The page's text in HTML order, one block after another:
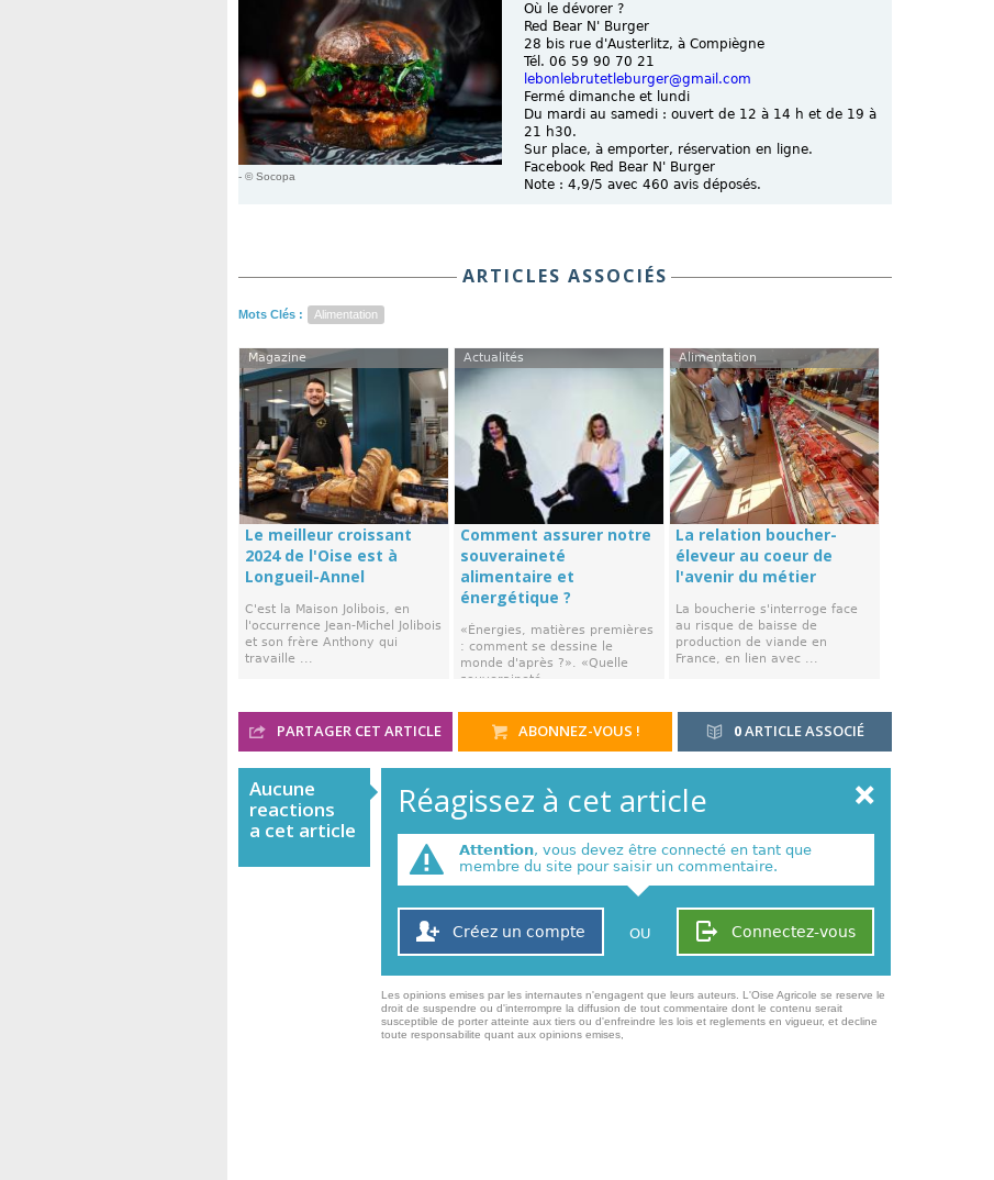
- © Socopa
Où le dévorer ?
Red Bear N' Burger
28 bis rue d'Austerlitz, à Compiègne
Tél. 06 59 90 70 21
lebonlebrutetleburger@gmail.com
Fermé dimanche et lundi
Du mardi au samedi : ouvert de 12 à 14 h et de 19 à
21 h30.
Sur place, à emporter, réservation en ligne.
Facebook Red Bear N' Burger
Note : 4,9/5 avec 460 avis déposés.
ARTICLES ASSOCIÉS
Mots Clés : Alimentation
Magazine
Le meilleur croissant
2024 de l'Oise est à
Longueil-Annel
C'est la Maison Jolibois, en
l'occurrence Jean-Michel Jolibois
et son frère Anthony qui
travaille ...
Actualités
Comment assurer notre
souveraineté
alimentaire et
énergétique ?
«Énergies, matières premières
: comment se dessine le
monde d'après ?». «Quelle
souveraineté ...
Alimentation
La relation boucher-
éleveur au coeur de
l'avenir du métier
La boucherie s'interroge face
au risque de baisse de
production de viande en
France, en lien avec ...
0ARTICLE ASSOCIÉ
PARTAGER CET ARTICLE ABONNEZ-VOUS !
Aucune
reactions
a cet article
Réagissez à cet article
Attention, vous devez être connecté en tant que
membre du site pour saisir un commentaire.
Connectez-vous
Créez un compte OU
Les opinions emises par les internautes n'engagent que leurs auteurs. L'Oise Agricole se reserve le
droit de suspendre ou d'interrompre la diffusion de tout commentaire dont le contenu serait
susceptible de porter atteinte aux tiers ou d'enfreindre les lois et reglements en vigueur, et decline
toute responsabilite quant aux opinions emises,